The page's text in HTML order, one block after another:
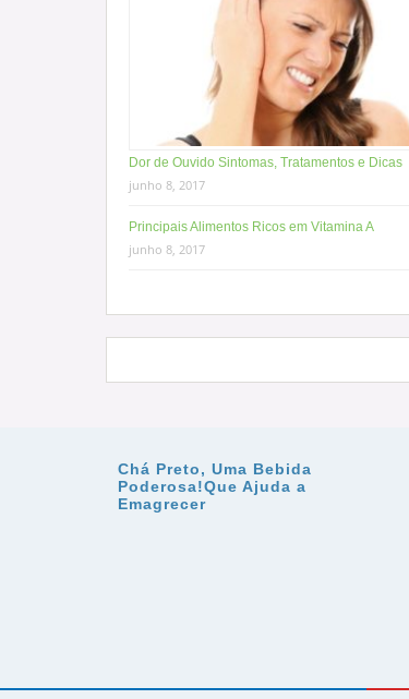
Dor de Ouvido Sintomas, Tratamentos e Dicas
junho 8, 2017
Principais Alimentos Ricos em Vitamina A
junho 8, 2017
Chá Preto, Uma Bebida
Poderosa!Que Ajuda a
Emagrecer